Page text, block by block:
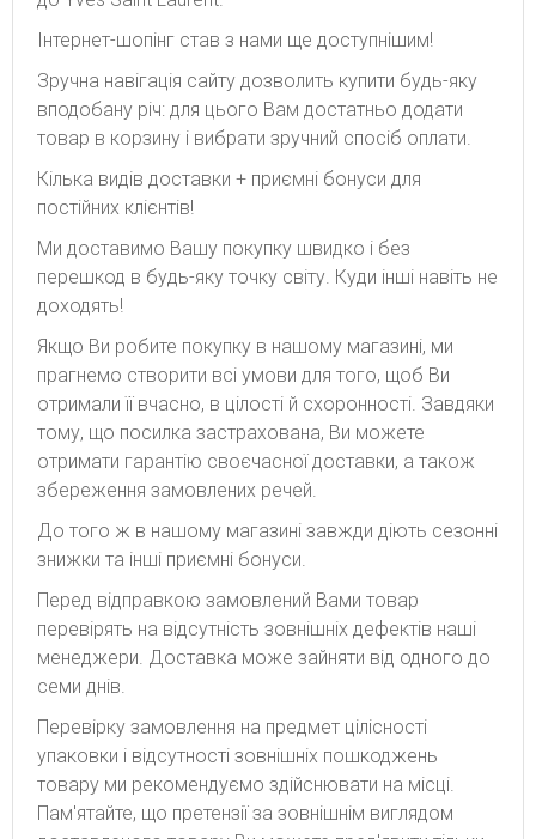
Інтернет-шопінг став з нами ще доступнішим!
Зручна навігація сайту дозволить купити будь-яку
вподобану річ: для цього Вам достатньо додати
товар в корзину і вибрати зручний спосіб оплати.
Кілька видів доставки + приємні бонуси для
постійних клієнтів!
Ми доставимо Вашу покупку швидко і без
перешкод в будь-яку точку світу. Куди інші навіть не
доходять!
Якщо Ви робите покупку в нашому магазині, ми
прагнемо створити всі умови для того, щоб Ви
отримали її вчасно, в цілості й схоронності. Завдяки
тому, що посилка застрахована, Ви можете
отримати гарантію своєчасної доставки, а також
збереження замовлених речей.
До того ж в нашому магазині завжди діють сезонні
знижки та інші приємні бонуси.
Перед відправкою замовлений Вами товар
перевірять на відсутність зовнішніх дефектів наші
менеджери. Доставка може зайняти від одного до
семи днів.
Перевірку замовлення на предмет цілісності
упаковки і відсутності зовнішніх пошкоджень
товару ми рекомендуємо здійснювати на місці.
Пам'ятайте, що претензії за зовнішнім виглядом